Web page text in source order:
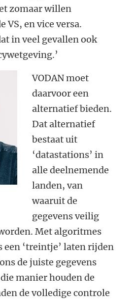
zomaar willen
VS, en vice versa.
in veel gevallen ook
VODAN moet
daarvoor een
alternatief bieden.
Dat alternatief
bestaat uit
‘datastations’ in
alle deelnemende
landen, van
waaruit de
gegevens veilig
Met algoritmes
een ‘treintje’ laten rijden
de juiste gegevens
manier houden de
de volledige controle